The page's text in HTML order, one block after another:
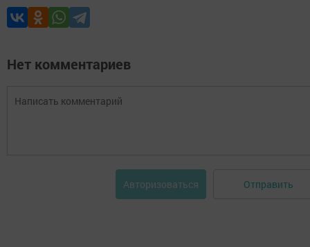
Нет комментариев
Авторизоваться Отправить